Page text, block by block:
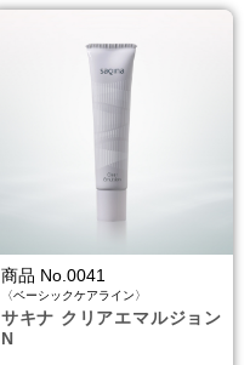
商品 No.0041
〈ベーシックケアライン〉
サキナ クリアエマルジョン
N